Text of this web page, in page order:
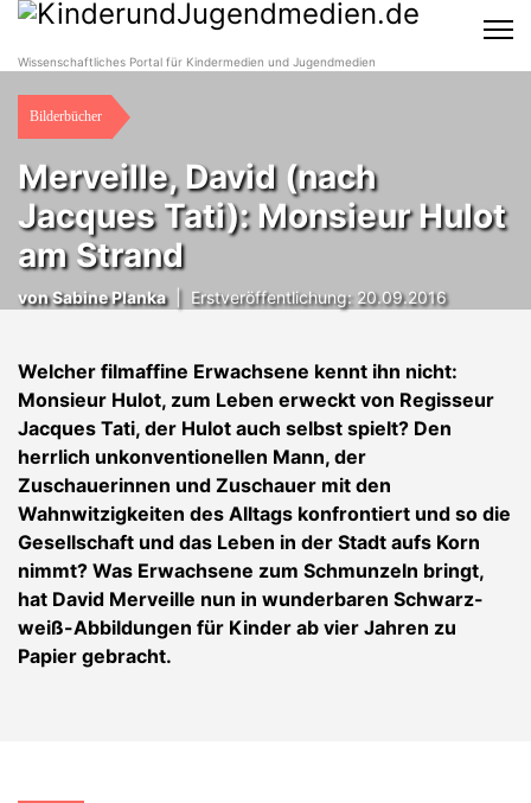
Wissenschaftliches Portal für Kindermedien und Jugendmedien
Bilderbücher
Merveille, David (nach
Jacques Tati): Monsieur Hulot
am Strand
vonSabine Planka| Erstveröffentlichung: 20.09.2016
Welcher filmaffine Erwachsene kennt ihn nicht:
Monsieur Hulot, zum Leben erweckt von Regisseur
Jacques Tati, der Hulot auch selbst spielt? Den
herrlich unkonventionellen Mann, der
Zuschauerinnen und Zuschauer mit den
Wahnwitzigkeiten des Alltags konfrontiert und so die
Gesellschaft und das Leben in der Stadt aufs Korn
nimmt? Was Erwachsene zum Schmunzeln bringt,
hat David Merveille nun in wunderbaren Schwarz-
weiß-Abbildungen für Kinder ab vier Jahren zu
Papier gebracht.